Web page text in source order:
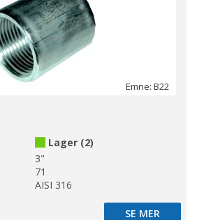
Emne: B22
Lager (2)
3"
71
AISI 316
SE MER
SE MER